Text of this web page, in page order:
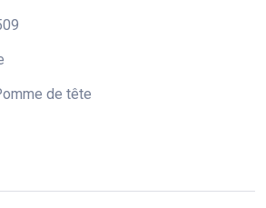
de tête